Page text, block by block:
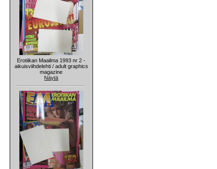
Erotiikan Maailma 1993 nr 2 -
aikuisviihdelehti / adult graphics
magazine
Näytä